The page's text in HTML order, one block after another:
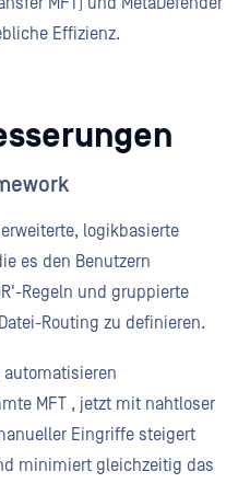
Effizienz.
logikbasierte
es den Benutzern
Regeln und gruppierte
Routing zu definieren.
automatisieren
MFT , jetzt mit nahtloser
Eingriffe steigert
minimiert gleichzeitig das